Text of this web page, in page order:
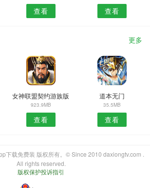
查看 查看
更多
女神联盟契约游族版
923.9MB
查看
道本无门
35.5MB
查看
下载免费装 版权所有。© Since 2010 daxiongtv.com .
All rights reserved.
版权保护投诉指引